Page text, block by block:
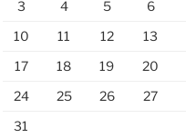
3
4 5 6
10
11 12 13
17
18 19 20
24
25 26 27
31